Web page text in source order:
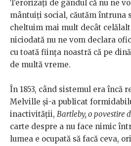
Terorizați de gândul că nu ne
mântuiți social, căutăm întruna
cheltuim mai mult decât
niciodată nu ne vom declara
cu toată ființa noastră că pe
de multă vreme.
În 1853, când sistemul era încă
Melville și-a publicat
inactivității, Bartleby, o povestire
carte despre a nu face nimic
lumea e ocupată să facă ceva,